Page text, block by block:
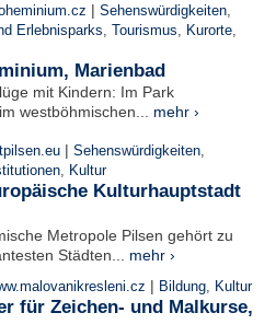
| Sehenswürdigkeiten,
Erlebnisparks, Tourismus, Kurorte,
Marienbad
mit Kindern: Im Park
westböhmischen... mehr ›
| Sehenswürdigkeiten,
, Kultur
Kulturhauptstadt
Metropole Pilsen gehört zu
Städten... mehr ›
| Bildung, Kultur
für Zeichen- und Malkurse,